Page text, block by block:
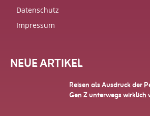
Datenschutz
Impressum
NEUE ARTIKEL
Reisen als Ausdruck der
Gen Z unterwegs wirklich